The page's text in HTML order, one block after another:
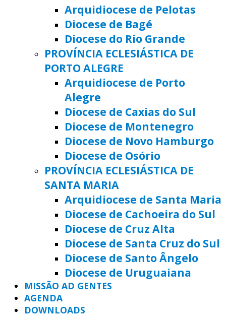
Arquidiocese de Pelotas
Diocese de Bagé
Diocese do Rio Grande
PROVÍNCIA ECLESIÁSTICA DE
PORTO ALEGRE
Arquidiocese de Porto
Alegre
Diocese de Caxias do Sul
Diocese de Montenegro
Diocese de Novo Hamburgo
Diocese de Osório
PROVÍNCIA ECLESIÁSTICA DE
SANTA MARIA
Arquidiocese de Santa Maria
Diocese de Cachoeira do Sul
Diocese de Cruz Alta
Diocese de Santa Cruz do Sul
Diocese de Santo Ângelo
Diocese de Uruguaiana
MISSÃO AD GENTES
AGENDA
DOWNLOADS